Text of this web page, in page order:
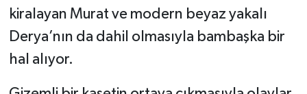
kiralayan Murat ve modern beyaz yakalı
Derya’nın da dahil olmasıyla bambaşka bir
hal alıyor.